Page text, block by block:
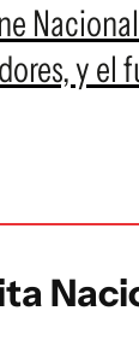
y el